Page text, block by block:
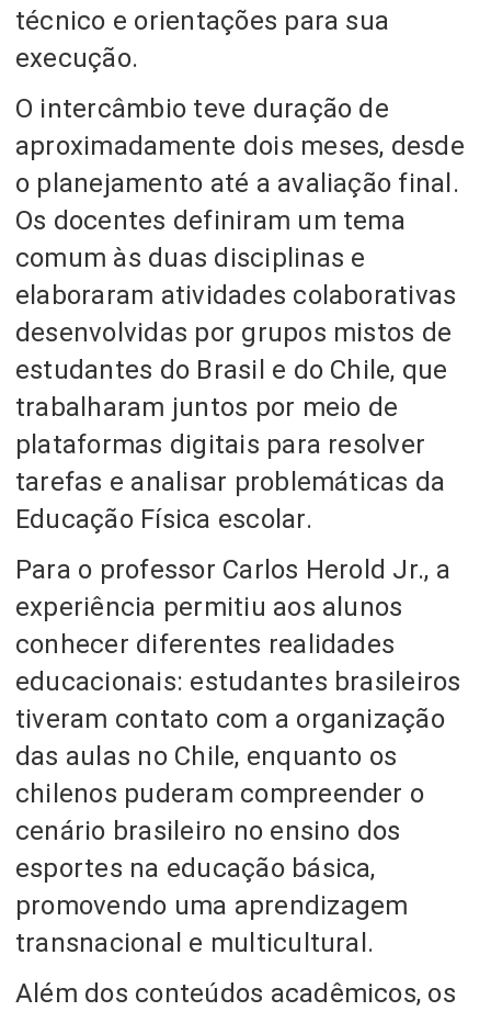
técnico e orientações para sua
execução.
O intercâmbio teve duração de
aproximadamente dois meses, desde
o planejamento até a avaliação final.
Os docentes definiram um tema
comum às duas disciplinas e
elaboraram atividades colaborativas
desenvolvidas por grupos mistos de
estudantes do Brasil e do Chile, que
trabalharam juntos por meio de
plataformas digitais para resolver
tarefas e analisar problemáticas da
Educação Física escolar.
Para o professor Carlos Herold Jr., a
experiência permitiu aos alunos
conhecer diferentes realidades
educacionais: estudantes brasileiros
tiveram contato com a organização
das aulas no Chile, enquanto os
chilenos puderam compreender o
cenário brasileiro no ensino dos
esportes na educação básica,
promovendo uma aprendizagem
transnacional e multicultural.
Além dos conteúdos acadêmicos, os